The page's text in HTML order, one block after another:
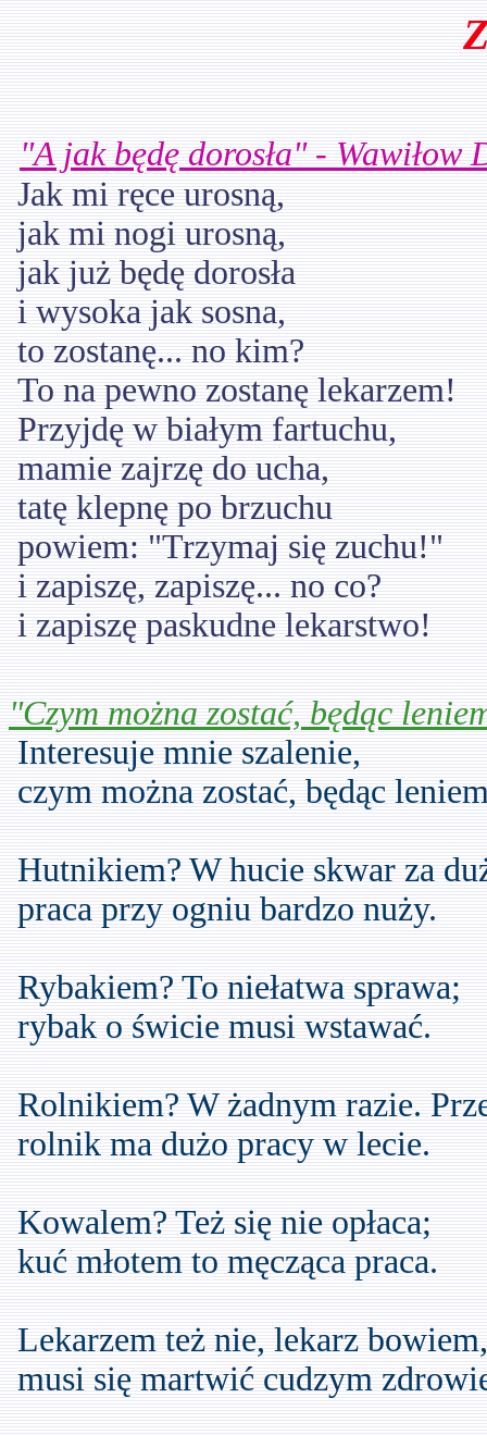
"A jak będę dorosła" - Wawiłow
Jak mi ręce urosną,
jak mi nogi urosną,
jak już będę dorosła
i wysoka jak sosna,
to zostanę... no kim?
To na pewno zostanę lekarzem!
Przyjdę w białym fartuchu,
mamie zajrzę do ucha,
tatę klepnę po brzuchu
powiem: "Trzymaj się zuchu!"
i zapiszę, zapiszę... no co?
i zapiszę paskudne lekarstwo!
"Czym można zostać, będąc
Interesuje mnie szalenie,
czym można zostać, będąc
Hutnikiem? W hucie skwar za
praca przy ogniu bardzo nuży.
Rybakiem? To niełatwa sprawa;
rybak o świcie musi wstawać.
Rolnikiem? W żadnym razie.
rolnik ma dużo pracy w lecie.
Kowalem? Też się nie opłaca;
kuć młotem to męcząca praca.
Lekarzem też nie, lekarz bowiem,
musi się martwić cudzym